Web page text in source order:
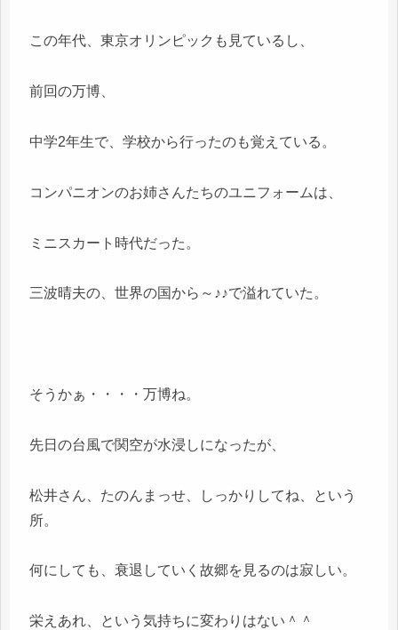
この年代、東京オリンピックも見ているし、
前回の万博、
中学2年生で、学校から行ったのも覚えている。
コンパニオンのお姉さんたちのユニフォームは、
ミニスカート時代だった。
三波晴夫の、世界の国から～♪♪で溢れていた。
そうかぁ・・・・万博ね。
先日の台風で関空が水浸しになったが、
松井さん、たのんまっせ、しっかりしてね、という
所。
何にしても、衰退していく故郷を見るのは寂しい。
栄えあれ、という気持ちに変わりはない＾＾